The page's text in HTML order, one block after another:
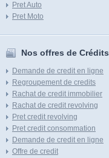
Pret Auto
Pret Moto
Nos offres de Crédits
Demande de credit en ligne
Regroupement de credits
Rachat de credit immobilier
Rachat de credit revolving
Pret credit revolving
Pret credit consommation
Demande de credit en ligne
Offre de credit